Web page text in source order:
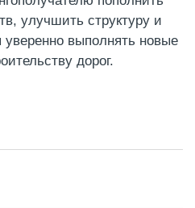
улучшить структуру и
уверенно выполнять новые
дорог.